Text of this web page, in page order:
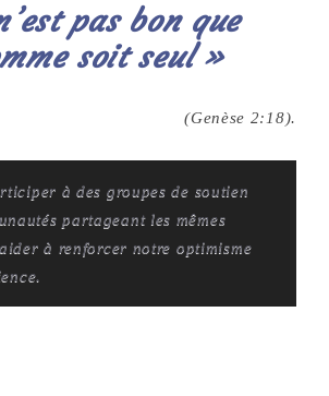
pas bon que
soit seul »
(Genèse 2:18).
à des groupes de soutien
partageant les mêmes
à renforcer notre optimisme